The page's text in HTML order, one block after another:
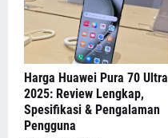
Harga Huawei Pura 70 Ultra
2025: Review Lengkap,
Spesifikasi & Pengalaman
Pengguna